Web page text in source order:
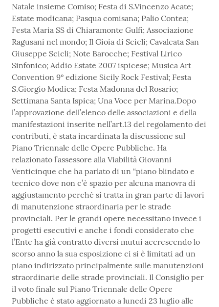
Natale insieme Comiso; Festa di S.Vincenzo Acate;
Estate modicana; Pasqua comisana; Palio Contea;
Festa Maria SS di Chiaramonte Gulfi; Associazione
Ragusani nel mondo; Il Gioia di Scicli; Cavalcata San
Giuseppe Scicli; Note Barocche; Festival Lirico
Sinfonico; Addio Estate 2007 ispicese; Musica Art
Convention 9° edizione Sicily Rock Festival; Festa
S.Giorgio Modica; Festa Madonna del Rosario;
Settimana Santa Ispica; Una Voce per Marina.Dopo
l’approvazione dell’elenco delle associazioni e della
manifestazioni inserite nell’art.13 del regolamento dei
contributi, è stata incardinata la discussione sul
Piano Triennale delle Opere Pubbliche. Ha
relazionato l’assessore alla Viabilità Giovanni
Venticinque che ha parlato di un “piano blindato e
tecnico dove non c’è spazio per alcuna manovra di
aggiustamento perché si tratta in gran parte di lavori
di manutenzione straordinaria per le strade
provinciali. Per le grandi opere necessitano invece i
progetti esecutivi e anche i fondi considerato che
l’Ente ha già contratto diversi mutui accrescendo lo
scorso anno la sua esposizione ci si è limitati ad un
piano indirizzato principalmente sulle manutenzioni
straordinarie delle strade provinciali. Il Consiglio per
il voto finale sul Piano Triennale delle Opere
Pubbliche è stato aggiornato a lunedì 23 luglio alle